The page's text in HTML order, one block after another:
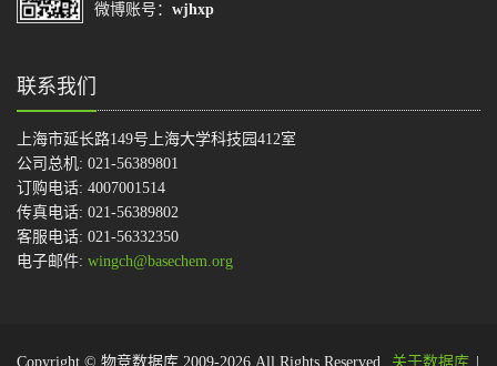
微博账号： wjhxp
联系我们
上海市延长路149号上海大学科技园412室
公司总机: 021-56389801
订购电话: 4007001514
传真电话: 021-56389802
客服电话: 021-56332350
电子邮件: wingch@basechem.org
Copyright © 物竞数据库 2009-2026.All Rights Reserved. 关于数据库